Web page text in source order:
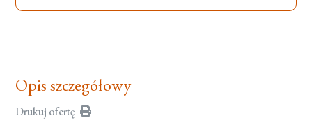
Opis szczegółowy
Drukuj ofertę